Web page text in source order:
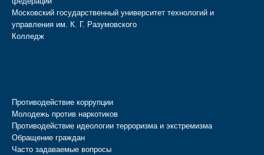
Московский государственный университет технологий и
управления им. К. Г. Разумовского
Колледж
Противодействие коррупции
Молодежь против наркотиков
Противодействие идеологии терроризма и экстремизма
Обращение граждан
Часто задаваемые вопросы